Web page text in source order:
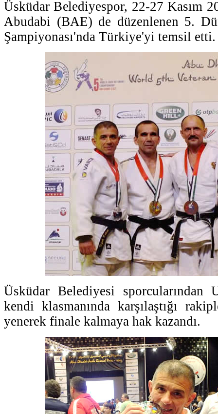
Üsküdar Belediyespor, 22-27 Kasım
Abudabi (BAE) de düzenlenen 5.
Şampiyonası'nda Türkiye'yi temsil etti.
Üsküdar Belediyesi
kendi klasmanında karşılaştığı
yenerek finale kalmaya hak kazandı.